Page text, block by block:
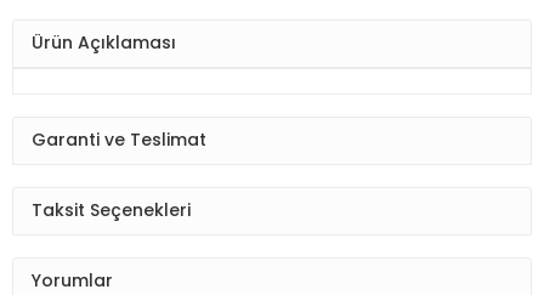
Ürün Açıklaması
Garanti ve Teslimat
Taksit Seçenekleri
Yorumlar